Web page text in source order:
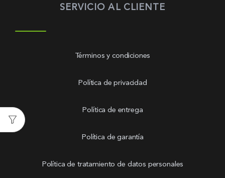
SERVICIO AL CLIENTE
Términos y condiciones
Política de privacidad
Política de entrega
Política de garantía
Política de tratamiento de datos personales